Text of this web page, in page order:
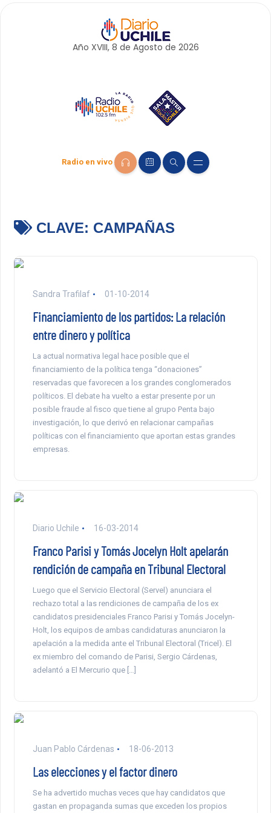
Año XVIII, 8 de Agosto de 2026
Radio en vivo
CLAVE: CAMPAÑAS
Sandra Trafilaf 01-10-2014
Financiamiento de los partidos: La relación
entre dinero y política
La actual normativa legal hace posible que el
financiamiento de la política tenga “donaciones”
reservadas que favorecen a los grandes conglomerados
políticos. El debate ha vuelto a estar presente por un
posible fraude al fisco que tiene al grupo Penta bajo
investigación, lo que derivó en relacionar campañas
políticas con el financiamiento que aportan estas grandes
empresas.
Diario Uchile 16-03-2014
Franco Parisi y Tomás Jocelyn Holt apelarán
rendición de campaña en Tribunal Electoral
Luego que el Servicio Electoral (Servel) anunciara el
rechazo total a las rendiciones de campaña de los ex
candidatos presidenciales Franco Parisi y Tomás Jocelyn-
Holt, los equipos de ambas candidaturas anunciaron la
apelación a la medida ante el Tribunal Electoral (Tricel). El
ex miembro del comando de Parisi, Sergio Cárdenas,
adelantó a El Mercurio que […]
Juan Pablo Cárdenas 18-06-2013
Las elecciones y el factor dinero
Se ha advertido muchas veces que hay candidatos que
gastan en propaganda sumas que exceden los propios